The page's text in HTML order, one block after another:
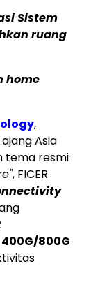
Sistem
ruang
home
,
Asia
tema resmi
, FICER
800G